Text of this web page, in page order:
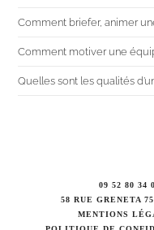
Comment briefer, animer
Comment motiver une
Quelles sont les qualités
09 52 80 34
58 RUE GRENETA
MENTIONS